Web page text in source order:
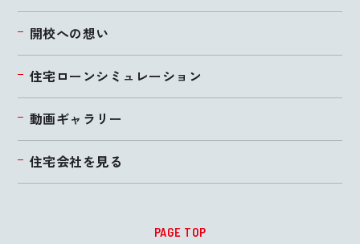
開校への想い
住宅ローンシミュレーション
動画ギャラリー
住宅会社を見る
PAGE TOP